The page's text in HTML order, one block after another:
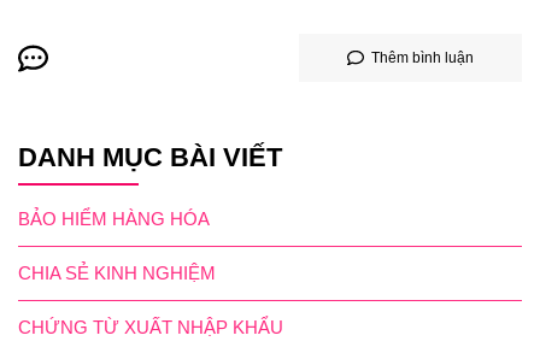
Thêm bình luận
DANH MỤC BÀI VIẾT
BẢO HIỂM HÀNG HÓA
CHIA SẺ KINH NGHIỆM
CHỨNG TỪ XUẤT NHẬP KHẨU